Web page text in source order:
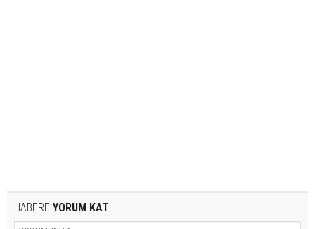
HABERE YORUM KAT